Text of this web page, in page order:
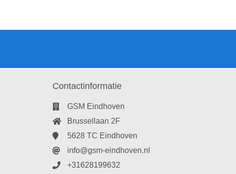
Contactinformatie
GSM Eindhoven
Brussellaan 2F
5628 TC Eindhoven
info@gsm-eindhoven.nl
+31628199632